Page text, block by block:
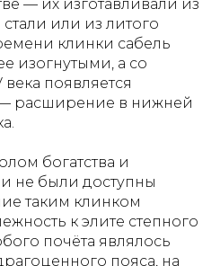
— их изготавливали из
или из литого
клинки сабель
изогнутыми, а со
появляется
расширение в нижней
богатства и
и не были доступны
таким клинком
к элите степного
почёта являлось
пояса, на